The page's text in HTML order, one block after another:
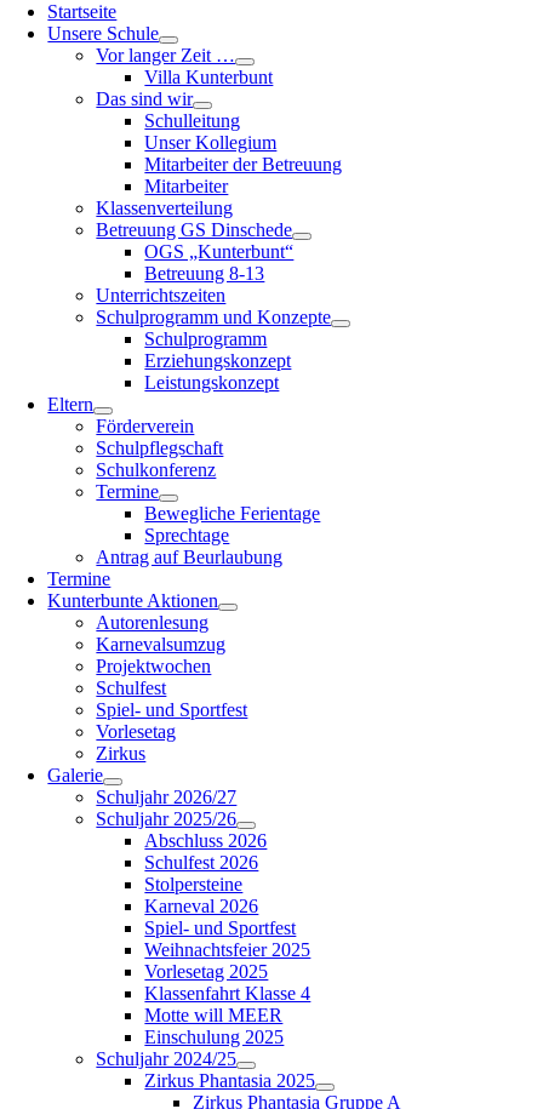
Startseite
Unsere Schule
Vor langer Zeit …
Villa Kunterbunt
Das sind wir
Schulleitung
Unser Kollegium
Mitarbeiter der Betreuung
Mitarbeiter
Klassenverteilung
Betreuung GS Dinschede
OGS „Kunterbunt“
Betreuung 8-13
Unterrichtszeiten
Schulprogramm und Konzepte
Schulprogramm
Erziehungskonzept
Leistungskonzept
Eltern
Förderverein
Schulpflegschaft
Schulkonferenz
Termine
Bewegliche Ferientage
Sprechtage
Antrag auf Beurlaubung
Termine
Kunterbunte Aktionen
Autorenlesung
Karnevalsumzug
Projektwochen
Schulfest
Spiel- und Sportfest
Vorlesetag
Zirkus
Galerie
Schuljahr 2026/27
Schuljahr 2025/26
Abschluss 2026
Schulfest 2026
Stolpersteine
Karneval 2026
Spiel- und Sportfest
Weihnachtsfeier 2025
Vorlesetag 2025
Klassenfahrt Klasse 4
Motte will MEER
Einschulung 2025
Schuljahr 2024/25
Zirkus Phantasia 2025
Zirkus Phantasia Gruppe A